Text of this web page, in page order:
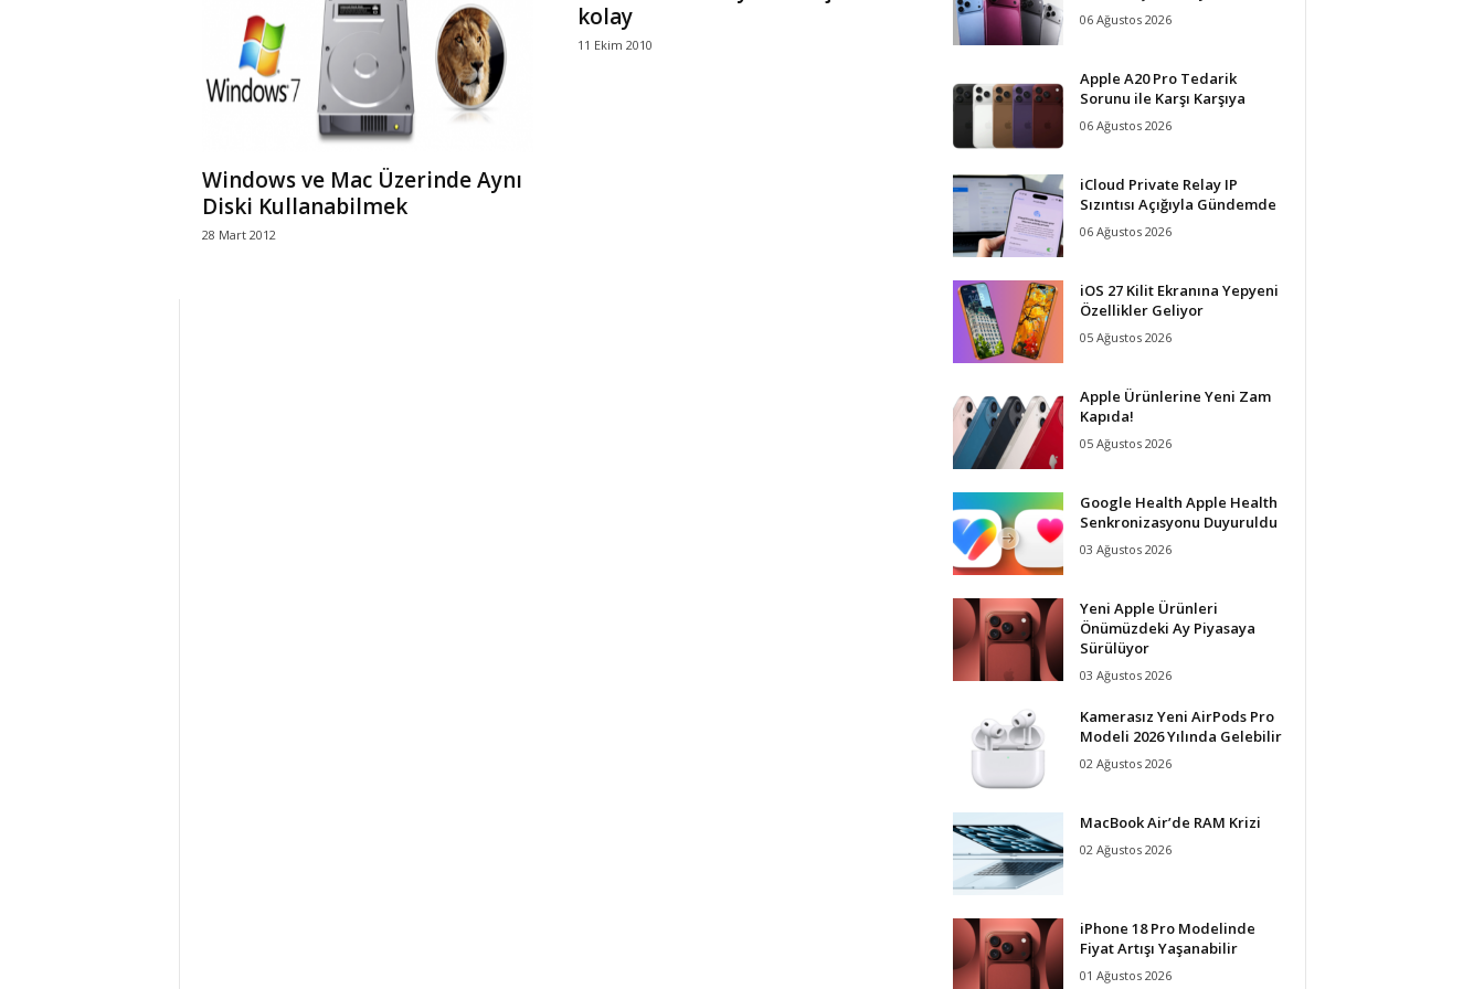
l
i
E
Windows ve Mac Üzerinde Aynı
Diski Kullanabilmek
28 Mart 2012
kolay
11 Ekim 2010
06 Ağustos 2026
Apple A20 Pro Tedarik
Sorunu ile Karşı Karşıya
06 Ağustos 2026
iCloud Private Relay IP
Sızıntısı Açığıyla Gündemde
06 Ağustos 2026
iOS 27 Kilit Ekranına Yepyeni
Özellikler Geliyor
05 Ağustos 2026
Apple Ürünlerine Yeni Zam
Kapıda!
05 Ağustos 2026
Google Health Apple Health
Senkronizasyonu Duyuruldu
03 Ağustos 2026
Yeni Apple Ürünleri
Önümüzdeki Ay Piyasaya
Sürülüyor
03 Ağustos 2026
Kamerasız Yeni AirPods Pro
Modeli 2026 Yılında Gelebilir
02 Ağustos 2026
MacBook Air’de RAM Krizi
02 Ağustos 2026
iPhone 18 Pro Modelinde
Fiyat Artışı Yaşanabilir
01 Ağustos 2026